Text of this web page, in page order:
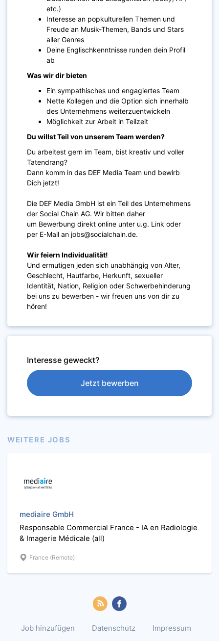
etc.)
Interesse an popkulturellen Themen und
Freude an Musik-Themen, Bands und Stars
aller Genres
Deine Englischkenntnisse runden dein Profil
ab
Was wir dir bieten
Ein sympathisches und engagiertes Team
Nette Kollegen und die Option sich innerhalb
des Unternehmens weiterzuentwickeln
Möglichkeit zur Arbeit in Teilzeit
Du willst Teil von unserem Team werden?
Du arbeitest gern im Team, bist kreativ und voller
Tatendrang?
Dann komm in das DEF Media Team und bewirb
Dich jetzt!
Die DEF Media GmbH ist ein Teil des Unternehmens
der Social Chain AG. Wir bitten daher
um Bewerbung direkt online unter u.g. Link oder
per E-Mail an jobs@socialchain.de.
Wir feiern Individualität!
Und ermutigen jeden sich unabhängig von Alter,
Geschlecht, Hautfarbe, Herkunft, sexueller
Identität, Nation, Religion oder Schwerbehinderung
bei uns zu bewerben - wir freuen uns von dir zu
hören!
Interesse geweckt?
Jetzt bewerben
WEITERE JOBS
mediaire GmbH
Responsable Commercial France - IA en Radiologie
& Imagerie Médicale (all)
France (Remote)
Job hinzufügen Datenschutz Impressum